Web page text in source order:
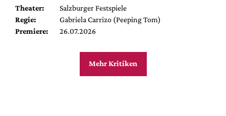
Theater:
Salzburger Festspiele
Regie:
Gabriela Carrizo (Peeping Tom)
Premiere:
26.07.2026
Mehr Kritiken